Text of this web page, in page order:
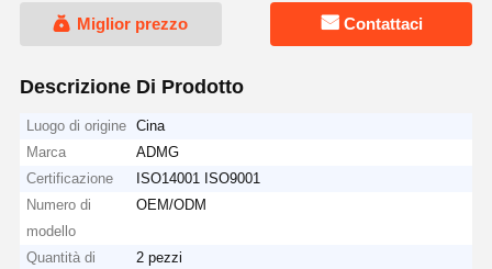
Miglior prezzo Contattaci
Descrizione Di Prodotto
Luogo di origine
Cina
Marca
ADMG
Certificazione
ISO14001 ISO9001
Numero di
modello
OEM/ODM
Quantità di
2 pezzi